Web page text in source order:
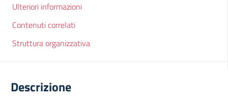
Ulteriori informazioni
Contenuti correlati
Struttura organizzativa
Descrizione